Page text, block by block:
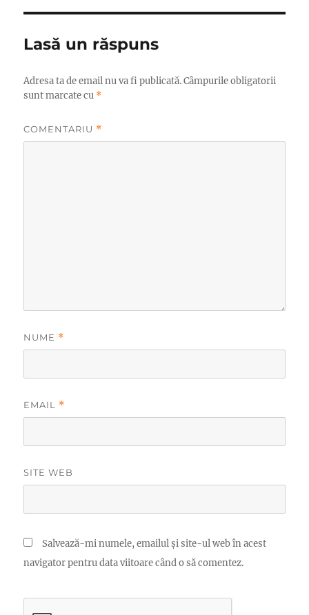
Lasă un răspuns
Adresa ta de email nu va fi publicată. Câmpurile obligatorii
sunt marcate cu *
COMENTARIU *
NUME *
EMAIL *
SITE WEB
Salvează-mi numele, emailul și site-ul web în acest
navigator pentru data viitoare când o să comentez.